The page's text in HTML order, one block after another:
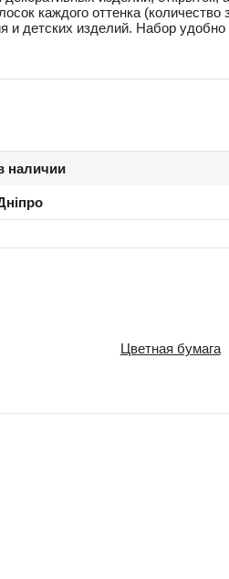
каждого оттенка
и детских изделий. Набор
наличии
Цветная бумага